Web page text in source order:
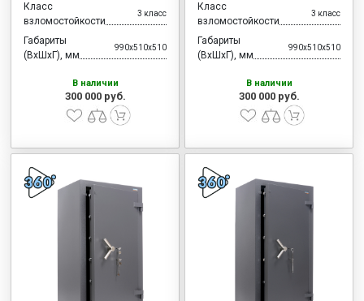
Класс
взломостойкости
3 класс
Габариты
(ВхШхГ), мм
990x510x510
В наличии
300 000 руб.
Класс
взломостойкости
3 класс
Габариты
(ВхШхГ), мм
990x510x510
В наличии
300 000 руб.